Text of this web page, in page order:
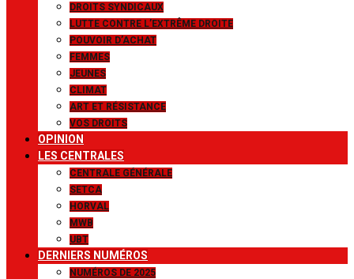
DROITS SYNDICAUX
LUTTE CONTRE L’EXTRÊME DROITE
POUVOIR D’ACHAT
FEMMES
JEUNES
CLIMAT
ART ET RÉSISTANCE
VOS DROITS
OPINION
LES CENTRALES
CENTRALE GÉNÉRALE
SETCA
HORVAL
MWB
UBT
DERNIERS NUMÉROS
NUMÉROS DE 2025